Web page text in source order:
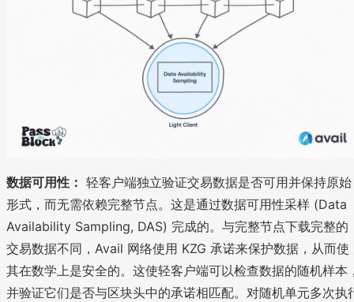
数据可用性： 轻客户端独立验证交易数据是否可用并保持原始
形式，而无需依赖完整节点。这是通过数据可用性采样 (Data
Availability Sampling, DAS) 完成的。与完整节点下载完整的
交易数据不同，Avail 网络使用 KZG 承诺来保护数据，从而使
其在数学上是安全的。这使轻客户端可以检查数据的随机样本
并验证它们是否与区块头中的承诺相匹配。对随机单元多次执